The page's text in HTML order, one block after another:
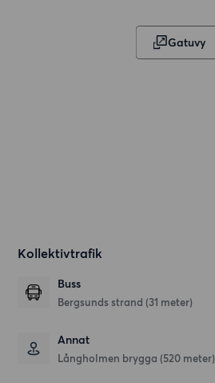
Gatuvy
Kollektivtrafik
Buss
Bergsunds strand (31 meter)
Annat
Långholmen brygga (520 meter)